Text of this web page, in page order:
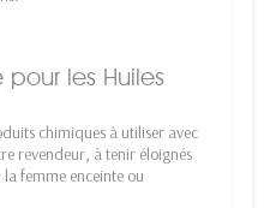
pour les Huiles
chimiques à utiliser avec
revendeur, à tenir éloignés
femme enceinte ou